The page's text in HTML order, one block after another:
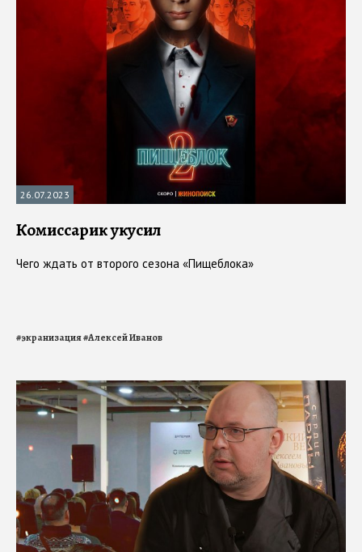
26.07.2023
Комиссарик укусил
Чего ждать от второго сезона «Пищеблока»
#экранизация#Алексей Иванов